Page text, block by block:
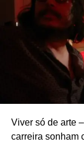
Viver só de arte
carreira sonham